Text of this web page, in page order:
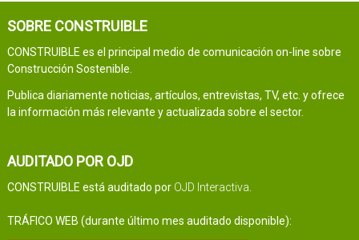
SOBRE CONSTRUIBLE
CONSTRUIBLE es el principal medio de comunicación on-line sobre
Construcción Sostenible.
Publica diariamente noticias, artículos, entrevistas, TV, etc. y ofrece
la información más relevante y actualizada sobre el sector.
AUDITADO POR OJD
CONSTRUIBLE está auditado por OJD Interactiva
TRÁFICO WEB (durante último mes auditado disponible):